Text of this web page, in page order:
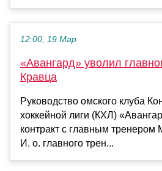
12:00, 19 Мар
«Авангард» уволил
Кравца
Руководство омского клуба
хоккейной лиги (КХЛ)
контракт с главным
И. о. главного трен...